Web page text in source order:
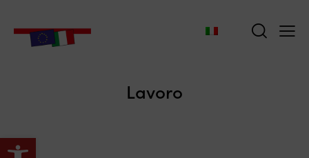
Apri la barra degli strumenti
Lavoro